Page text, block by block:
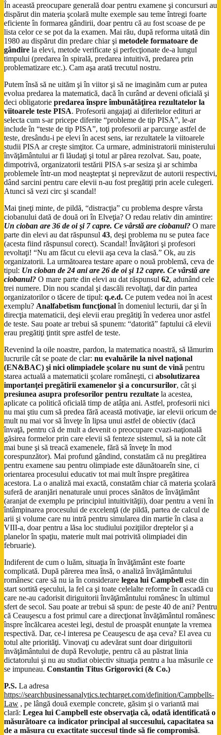
În această preocupare generală doar pentru examene şi concursuri au
dispărut din materia şcolară multe exemple sau teme întregi foarte
eficiente în formarea gândirii, doar pentru că au fost scoase de pe
lista celor ce se pot da la examen. Mai rău, după reforma uitată din
1980 au dispărut din predare chiar şi metodele formatoare de
gândire la elevi, metode verificate şi perfecţionate de-a lungul
timpului (predarea în spirală, predarea intuitivă, predarea prin
problematizare etc.). Cam aşa arată trecutul nostru.
Putem însă să ne uităm şi în viitor şi să ne imaginăm cum ar putea
evolua predarea la matematică, dacă în curând ar deveni oficială şi
deci obligatorie predarea înspre îmbunătăţirea rezultatelor la
viitoarele teste PISA. Profesorii angajaţi ai diferitelor edituri ar
selecta cum s-ar pricepe diferite “probleme de tip PISA”, le-ar
include în “teste de tip PISA”, toţi profesorii ar parcurge astfel de
teste, dresându-i pe elevi în acest sens, iar rezultatele la viitoarele
studii PISA ar creşte simţitor. Ca urmare, administratorii ministerului
învăţământului ar fi lăudaţi şi totul ar părea rezolvat. Sau, poate,
dimpotrivă, organizatorii testării PISA s-ar sesiza şi ar schimba
problemele într-un mod neaşteptat şi neprevăzut de autorii respectivi,
dând sarcini pentru care elevii n-au fost pregătiţi prin acele culegeri.
Atunci să vezi circ şi scandal!
Mai ţineţi minte, de pildă, “distracţia” cu problema despre vârsta
ciobanului dată de două ori în Elveţia? O redau relativ din amintire:
Un cioban are 36 de oi şi 7 capre. Ce vârstă are ciobanul? O mare
parte din elevi au dat răspunsul 43, deşi problema nu se putea face
(acesta fiind răspunsul corect). Scandal! Învăţători şi profesori
revoltaţi! “Nu am făcut cu elevii aşa ceva la clasă.” Ok, au zis
organizatorii. La următoarea testare apare o nouă problemă, ceva de
tipul: Un cioban de 24 ani are 26 de oi şi 12 capre. Ce vârstă are
ciobanul? O mare parte din elevi au dat răspunsul 62, adunând cele
trei numere. Din nou scandal şi dascăli revoltaţi, dar din partea
organizatorilor o tăcere de tipul: q.e.d. Ce putem vedea noi în acest
exemplu? Analfabetism funcţionalîn domeniul lecturii, dar şi în
direcţia matematicii, deşi elevii erau pregătiţi în vederea unor astfel
de teste. Sau poate ar trebui să spunem: “datorită” faptului că elevii
erau pregătiţi ţintit spre astfel de teste.
Revenind la oile noastre, pardon, la matematica noastră, să lămurim
lucrurile cât se poate de clar: nu evaluările la nivel naţional
(EN&BAC) şi nici olimpiadele şcolare nu sunt de vină pentru
starea actuală a matematicii şcolare româneşti, ci absolutizarea
importanţei pregătirii examenelor şi a concursurilor, cât şi
presiunea asupra profesorilor pentru rezultate la acestea,
aplicate ca politică oficială timp de atâţia ani. Astfel, profesorii nici
nu mai ştiu cum să predea fără această motivaţie, iar elevii oricum de
mult nu mai vor să înveţe în lipsa unui astfel de obiectiv (dacă
învaţă, pentru că de mult a devenit o preocupare cvazi-naţională
găsirea formelor prin care elevii să fenteze sistemul, să ia note cât
mai bune şi să treacă examenele, fără să înveţe în mod
corespunzător). Mai profund gândind, constatăm că nu pregătirea
pentru examene sau pentru olimpiade este dăunătoareîn sine, ci
orientarea procesului educativ tot mai mult înspre pregătirea
acestora. La o analiză mai exactă, constatăm chiar că materia şcolară
suferă de aranjări nenaturale unui proces sănătos de învăţământ
(aranjat de exemplu pe principiul intuitivităţii), doar pentru a veni în
întâmpinarea procesului de excelenţă (de pildă, partea de calcul de
arii şi volume care nu intră pentru simularea din martie în clasa a
VIII-a, doar pentru a lăsa loc studiului poziţiilor dreptelor şi a
planelor în spaţiu, materie mult mai potrivită olimpiadei din
februarie).
Indiferent de cum o luăm, situaţia în învăţământ este foarte
complicată. După părerea mea însă, o analiză învăţământului
românesc care să nu ia în considerare legea lui Campbell este din
start sortită eşecului, la fel ca şi toate celelalte reforme în cascadă cu
care ne-au cadorisit diriguitorii învăţământului românesc în ultimul
sfert de secol. Sau poate ar trebui să spun: de peste 40 de ani? Pentru
că Ceauşescu a fost primul care a direcţionat învăţământul românesc
înspre încălcarea acestei legi, destul de proaspăt enunţate la vremea
respectivă. Dar, ce-l interesa pe Ceauşescu de aşa ceva? El avea cu
totul alte priorităţi. Vinovaţi cu adevărat sunt doar diriguitorii
învăţământului de după Revoluţie, pentru că au păstrat linia
dictatorului şi nu au studiat obiectiv situaţia pentru a lua măsurile ce
se impuneau. Constantin Titus Grigorovici (& Co.)
P.S. La adresa
https://searchbusinessanalytics.techtarget.com/definition/Campbells-
Law , pe lângă două exemple concrete, găsim şi o variantă mai
clară: Legea lui Campbell este observaţia că, odată identificată o
măsurătoare ca indicator principal al succesului, capacitatea sa
de a măsura cu exactitate succesul tinde să fie compromisă.